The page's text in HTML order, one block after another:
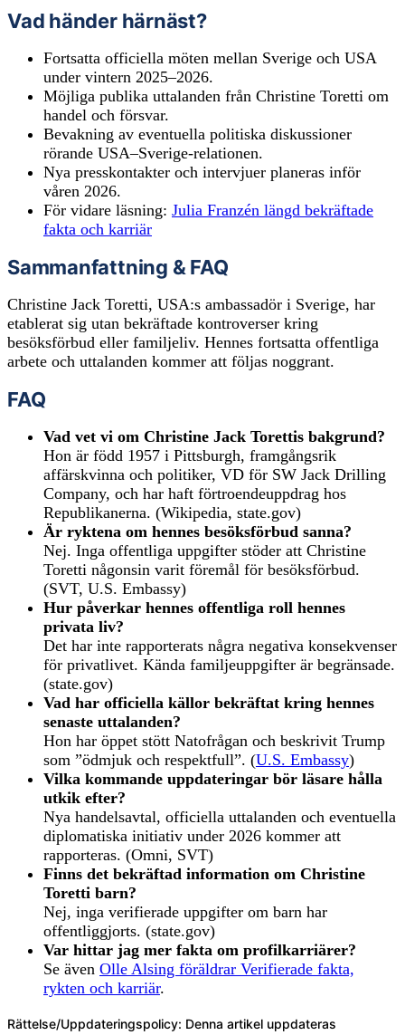
Vad händer härnäst?
Fortsatta officiella möten mellan Sverige och USA
under vintern 2025–2026.
Möjliga publika uttalanden från Christine Toretti om
handel och försvar.
Bevakning av eventuella politiska diskussioner
rörande USA–Sverige-relationen.
Nya presskontakter och intervjuer planeras inför
våren 2026.
För vidare läsning: Julia Franzén längd bekräftade
fakta och karriär
Sammanfattning & FAQ
Christine Jack Toretti, USA:s ambassadör i Sverige, har
etablerat sig utan bekräftade kontroverser kring
besöksförbud eller familjeliv. Hennes fortsatta offentliga
arbete och uttalanden kommer att följas noggrant.
FAQ
Vad vet vi om Christine Jack Torettis bakgrund?
Hon är född 1957 i Pittsburgh, framgångsrik
affärskvinna och politiker, VD för SW Jack Drilling
Company, och har haft förtroendeuppdrag hos
Republikanerna. (Wikipedia, state.gov)
Är ryktena om hennes besöksförbud sanna?
Nej. Inga offentliga uppgifter stöder att Christine
Toretti någonsin varit föremål för besöksförbud.
(SVT, U.S. Embassy)
Hur påverkar hennes offentliga roll hennes
privata liv?
Det har inte rapporterats några negativa konsekvenser
för privatlivet. Kända familjeuppgifter är begränsade.
(state.gov)
Vad har officiella källor bekräftat kring hennes
senaste uttalanden?
Hon har öppet stött Natofrågan och beskrivit Trump
som ”ödmjuk och respektfull”. (U.S. Embassy)
Vilka kommande uppdateringar bör läsare hålla
utkik efter?
Nya handelsavtal, officiella uttalanden och eventuella
diplomatiska initiativ under 2026 kommer att
rapporteras. (Omni, SVT)
Finns det bekräftad information om Christine
Toretti barn?
Nej, inga verifierade uppgifter om barn har
offentliggjorts. (state.gov)
Var hittar jag mer fakta om profilkarriärer?
Se även Olle Alsing föräldrar Verifierade fakta,
rykten och karriär.
Rättelse/Uppdateringspolicy: Denna artikel uppdateras